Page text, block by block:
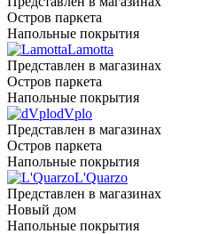
Остров паркета
Напольные покрытия
Lamotta
Представлен в магазинах
Остров паркета
Напольные покрытия
dVplo
Представлен в магазинах
Остров паркета
Напольные покрытия
L'Quarzo
Представлен в магазинах
Новый дом
Напольные покрытия